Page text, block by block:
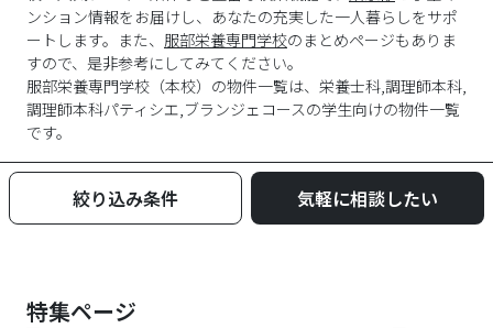
ンション情報をお届けし、あなたの充実した一人暮らしをサポ
ートします。また、 服部栄養専門学校のまとめページもありま
すので、是非参考にしてみてください。
服部栄養専門学校 （本校）の物件一覧は、 栄養士科,調理師本科,
調理師本科パティシエ,ブランジェコースの学生向けの物件一覧
です。
絞り込み条件 気軽に相談したい
特集ページ